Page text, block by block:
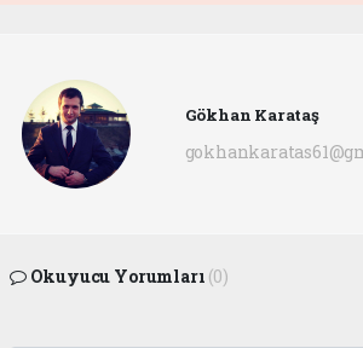
Gökhan Karataş
Okuyucu Yorumları (0)